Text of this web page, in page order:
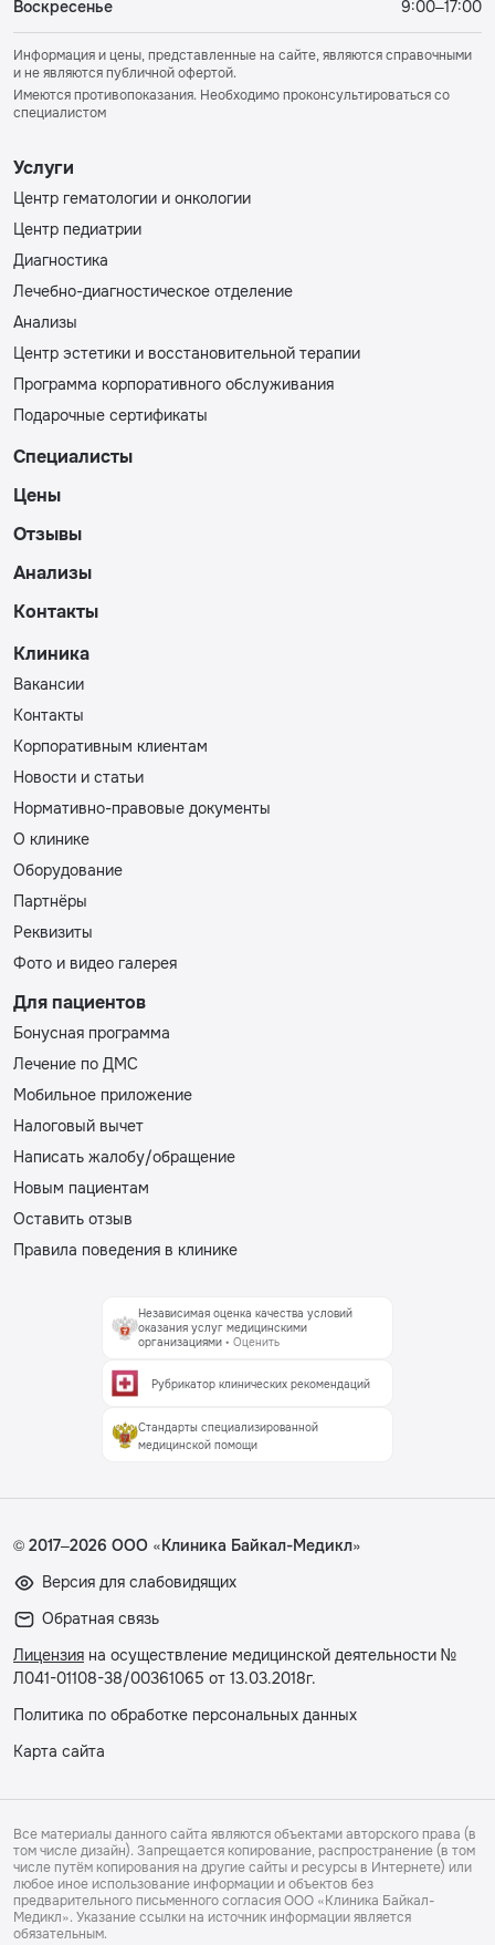
Воскресенье
9:00–17:00
Информация и цены, представленные на сайте, являются справочными
и не являются публичной офертой.
Имеются противопоказания. Необходимо проконсультироваться со
специалистом
Услуги
Центр гематологии и онкологии
Центр педиатрии
Диагностика
Лечебно-диагностическое отделение
Анализы
Центр эстетики и восстановительной терапии
Программа корпоративного обслуживания
Подарочные сертификаты
Специалисты
Цены
Отзывы
Анализы
Контакты
Клиника
Вакансии
Контакты
Корпоративным клиентам
Новости и статьи
Нормативно-правовые документы
О клинике
Оборудование
Партнёры
Реквизиты
Фото и видео галерея
Для пациентов
Бонусная программа
Лечение по ДМС
Мобильное приложение
Налоговый вычет
Написать жалобу/обращение
Новым пациентам
Оставить отзыв
Правила поведения в клинике
Независимая оценка качества условий
оказания услуг медицинскими
организациями • Оценить
Рубрикатор клинических рекомендаций
Стандарты специализированной
медицинской помощи
© 2017–2026 ООО «Клиника Байкал-Медикл»
Версия для слабовидящих
Обратная связь
Лицензия на осуществление медицинской деятельности №
Л041-01108-38/00361065 от 13.03.2018г.
Политика по обработке персональных данных
Карта сайта
Все материалы данного сайта являются объектами авторского права (в
том числе дизайн). Запрещается копирование, распространение (в том
числе путём копирования на другие сайты и ресурсы в Интернете) или
любое иное использование информации и объектов без
предварительного письменного согласия ООО «Клиника Байкал-
Медикл». Указание ссылки на источник информации является
обязательным.